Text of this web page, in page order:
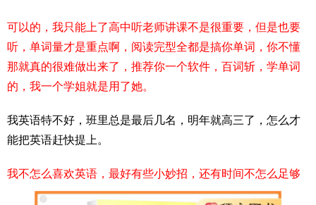
可以的，我只能上了高中听老师讲课不是很重要，但是也要
听，单词量才是重点啊，阅读完型全都是搞你单词，你不懂
那就真的很难做出来了，推荐你一个软件，百词斩，学单词
的，我一个学姐就是用了她。
我英语特不好，班里总是最后几名，明年就高三了，怎么才
能把英语赶快提上。
我不怎么喜欢英语，最好有些小妙招，还有时间不怎么足够